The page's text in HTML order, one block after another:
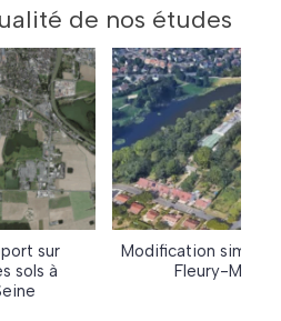
de nos études
sur
sols à
Modification
Fleury-